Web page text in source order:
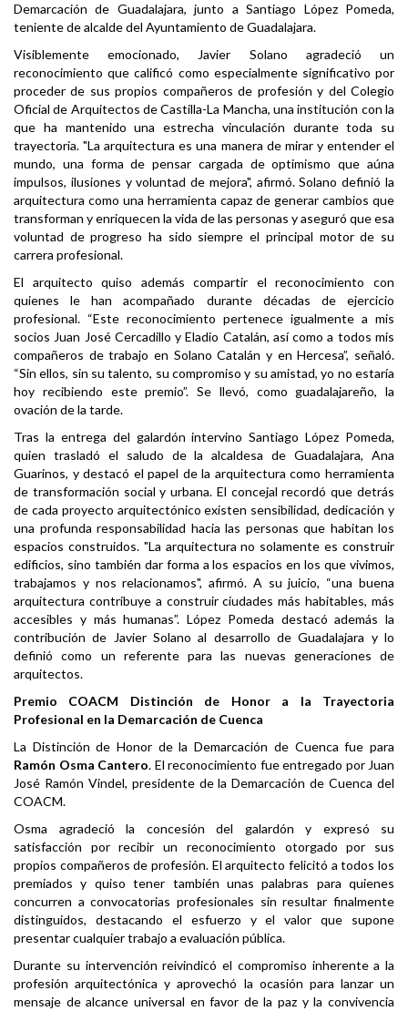
Demarcación de Guadalajara, junto a Santiago López Pomeda,
teniente de alcalde del Ayuntamiento de Guadalajara.
Visiblemente emocionado, Javier Solano agradeció un
reconocimiento que calificó como especialmente significativo por
proceder de sus propios compañeros de profesión y del Colegio
Oficial de Arquitectos de Castilla-La Mancha, una institución con la
que ha mantenido una estrecha vinculación durante toda su
trayectoria. "La arquitectura es una manera de mirar y entender el
mundo, una forma de pensar cargada de optimismo que aúna
impulsos, ilusiones y voluntad de mejora", afirmó. Solano definió la
arquitectura como una herramienta capaz de generar cambios que
transforman y enriquecen la vida de las personas y aseguró que esa
voluntad de progreso ha sido siempre el principal motor de su
carrera profesional.
El arquitecto quiso además compartir el reconocimiento con
quienes le han acompañado durante décadas de ejercicio
profesional. “Este reconocimiento pertenece igualmente a mis
socios Juan José Cercadillo y Eladio Catalán, así como a todos mis
compañeros de trabajo en Solano Catalán y en Hercesa”, señaló.
“Sin ellos, sin su talento, su compromiso y su amistad, yo no estaría
hoy recibiendo este premio”. Se llevó, como guadalajareño, la
ovación de la tarde.
Tras la entrega del galardón intervino Santiago López Pomeda,
quien trasladó el saludo de la alcaldesa de Guadalajara, Ana
Guarinos, y destacó el papel de la arquitectura como herramienta
de transformación social y urbana. El concejal recordó que detrás
de cada proyecto arquitectónico existen sensibilidad, dedicación y
una profunda responsabilidad hacia las personas que habitan los
espacios construidos. "La arquitectura no solamente es construir
edificios, sino también dar forma a los espacios en los que vivimos,
trabajamos y nos relacionamos", afirmó. A su juicio, “una buena
arquitectura contribuye a construir ciudades más habitables, más
accesibles y más humanas”. López Pomeda destacó además la
contribución de Javier Solano al desarrollo de Guadalajara y lo
definió como un referente para las nuevas generaciones de
arquitectos.
Premio COACM Distinción de Honor a la Trayectoria
Profesional en la Demarcación de Cuenca
La Distinción de Honor de la Demarcación de Cuenca fue para
Ramón Osma Cantero. El reconocimiento fue entregado por Juan
José Ramón Vindel, presidente de la Demarcación de Cuenca del
COACM.
Osma agradeció la concesión del galardón y expresó su
satisfacción por recibir un reconocimiento otorgado por sus
propios compañeros de profesión. El arquitecto felicitó a todos los
premiados y quiso tener también unas palabras para quienes
concurren a convocatorias profesionales sin resultar finalmente
distinguidos, destacando el esfuerzo y el valor que supone
presentar cualquier trabajo a evaluación pública.
Durante su intervención reivindicó el compromiso inherente a la
profesión arquitectónica y aprovechó la ocasión para lanzar un
mensaje de alcance universal en favor de la paz y la convivencia